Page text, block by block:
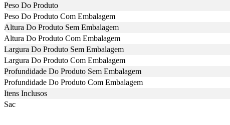
Peso Do Produto
Peso Do Produto Com Embalagem
Altura Do Produto Sem Embalagem
Altura Do Produto Com Embalagem
Largura Do Produto Sem Embalagem
Largura Do Produto Com Embalagem
Profundidade Do Produto Sem Embalagem
Profundidade Do Produto Com Embalagem
Itens Inclusos
Sac